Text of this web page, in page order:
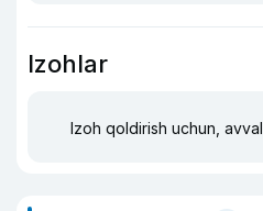
Izohlar
Izoh qoldirish uchun, avval